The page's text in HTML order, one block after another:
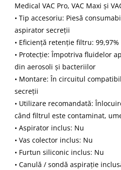
Medical VAC Pro, VAC Maxi și
• Tip accesoriu: Piesă
aspirator secreții
• Eficiență retenție filtru: 99,97%
• Protecție: Împotriva fluidelor
din aerosoli și bacteriilor
• Montare: În circuitul
secreții
• Utilizare recomandată:
când filtrul este contaminat,
• Aspirator inclus: Nu
• Vas colector inclus: Nu
• Furtun siliconic inclus: Nu
• Canulă / sondă aspirație